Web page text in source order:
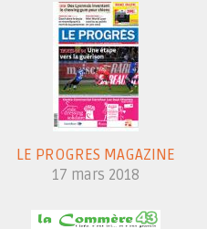
LE PROGRES MAGAZINE
17 mars 2018